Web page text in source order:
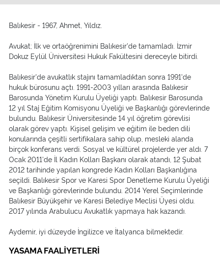
Balıkesir - 1967, Ahmet, Yıldız.
Avukat; İlk ve ortaöğrenimini Balıkesir'de tamamladı. İzmir
Dokuz Eylül Üniversitesi Hukuk Fakültesini dereceyle bitirdi.
Balıkesir'de avukatlık stajını tamamladıktan sonra 1991'de
hukuk bürosunu açtı. 1991-2003 yılları arasında Balıkesir
Barosunda Yönetim Kurulu Üyeliği yaptı. Balıkesir Barosunda
12 yıl Staj Eğitim Komisyonu Üyeliği ve Başkanlığı görevlerinde
bulundu. Balıkesir Üniversitesinde 14 yıl öğretim görevlisi
olarak görev yaptı. Kişisel gelişim ve eğitim ile beden dili
konularında çeşitli sertifikalara sahip olup, mesleki alanda
birçok konferans verdi. Sosyal ve kültürel projelerde yer aldı. 7
Ocak 2011'de İl Kadın Kolları Başkanı olarak atandı, 12 Şubat
2012 tarihinde yapılan kongrede Kadın Kolları Başkanlığına
seçildi. Balıkesir Spor ve Karesi Spor Denetleme Kurulu Üyeliği
ve Başkanlığı görevlerinde bulundu. 2014 Yerel Seçimlerinde
Balıkesir Büyükşehir ve Karesi Belediye Meclisi Üyesi oldu.
2017 yılında Arabulucu Avukatlık yapmaya hak kazandı.
Aydemir, iyi düzeyde İngilizce ve İtalyanca bilmektedir.
YASAMA FAALİYETLERİ